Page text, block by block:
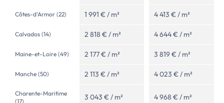
Côtes-d'Armor (22) 1 991 € / m² 4 413 € / m²
Calvados (14) 2 818 € / m² 4 644 € / m²
Maine-et-Loire (49) 2 177 € / m² 3 819 € / m²
Manche (50) 2 113 € / m² 4 023 € / m²
Charente-Maritime
(17)
3 043 € / m² 4 968 € / m²